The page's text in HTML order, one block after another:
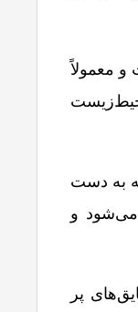
معمولاً
به دست
و
پر